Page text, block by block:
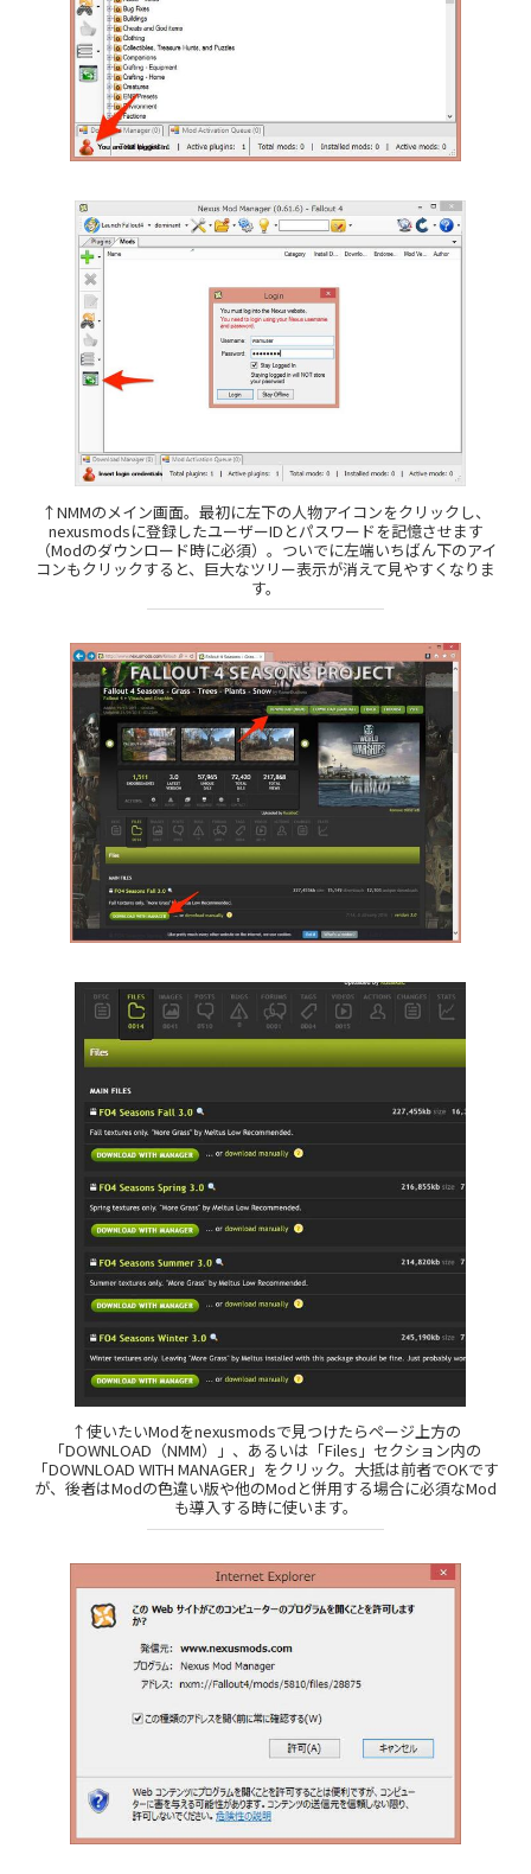
↑NMMのメイン画面。最初に左下の人物アイコンをクリックし、
nexusmodsに登録したユーザーIDとパスワードを記憶させます
（Modのダウンロード時に必須）。ついでに左端いちばん下のアイ
コンもクリックすると、巨大なツリー表示が消えて見やすくなりま
す。
↑使いたいModをnexusmodsで見つけたらページ上方の
「DOWNLOAD（NMM）」、あるいは「Files」セクション内の
「DOWNLOAD WITH MANAGER」をクリック。大抵は前者でOKです
が、後者はModの色違い版や他のModと併用する場合に必須なMod
も導入する時に使います。